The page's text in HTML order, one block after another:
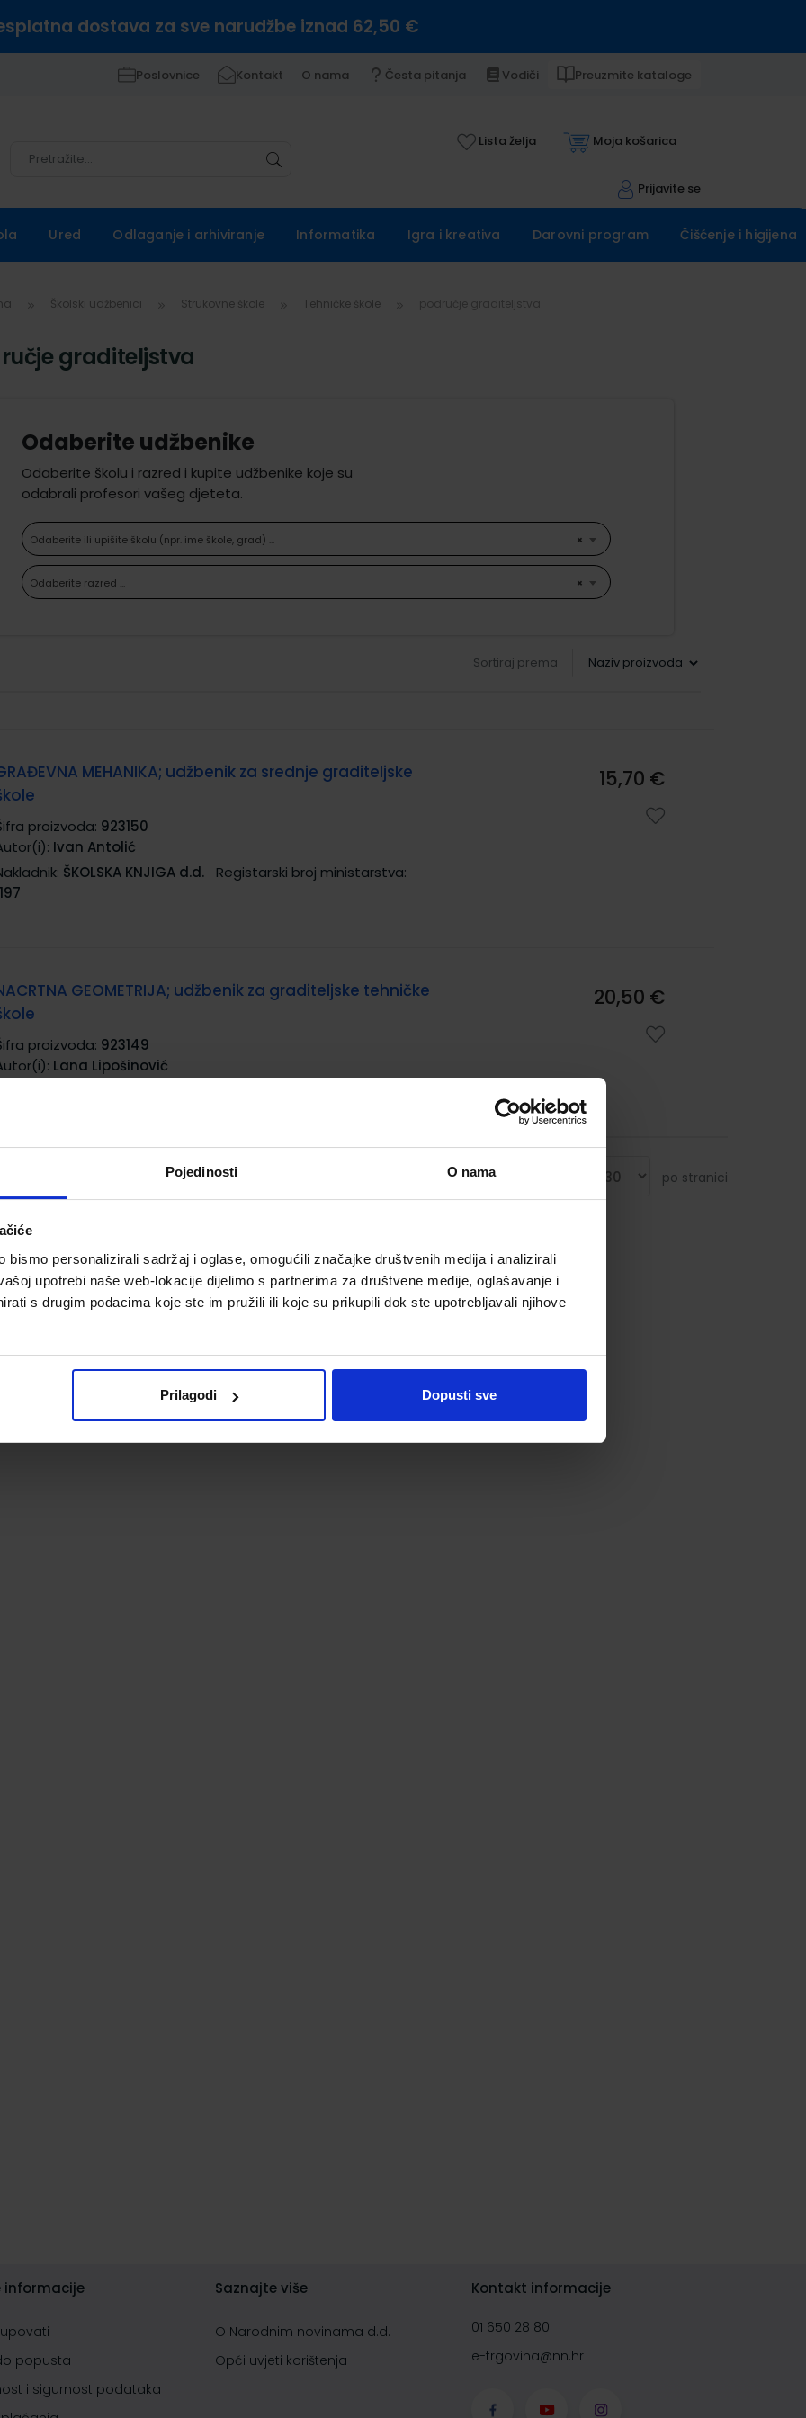
Pojedinosti O nama
bismo personalizirali sadržaj i oglase, omogućili značajke društvenih medija i analizirali
upotrebi naše web-lokacije dijelimo s partnerima za društvene medije, oglašavanje i
s drugim podacima koje ste im pružili ili koje su prikupili dok ste upotrebljavali njihove
Prilagodi Dopusti sve
dostava za sve narudžbe iznad 62,50 €
Poslovnice Kontakt O nama Česta pitanja Vodiči Preuzmite kataloge
Lista želja Moja košarica
Prijavite se
Ured Odlaganje i arhiviranje Informatika Igra i kreativa Darovni program Čišćenje i higijena
Školski udžbenici Strukovne škole Tehničke škole
graditeljstva
Odaberite udžbenike
Odaberite školu i razred i kupite udžbenike koje su
odabrali profesori vašeg djeteta.
×
Odaberite ili upišite školu (npr. ime škole, grad) ...
×
Odaberite razred ...
Sortiraj prema
MEHANIKA; udžbenik za srednje graditeljske
proizvoda: 923150
Ivan Antolić
ŠKOLSKA KNJIGA d.d.
Registarski broj ministarstva:
15,70 €
GEOMETRIJA; udžbenik za graditeljske tehničke
proizvoda: 923149
Lana Lipošinović
20,50 €
po stranici
informacije
popusta
i sigurnost podataka
Saznajte više
O Narodnim novinama d.d.
Opći uvjeti korištenja
Kontakt informacije
01 650 28 80
e-trgovina@nn.hr